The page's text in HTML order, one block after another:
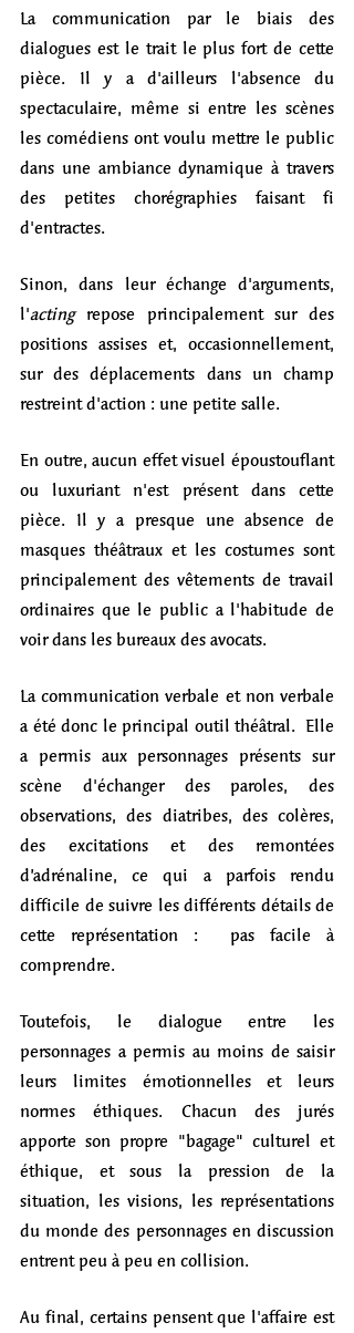
La communication par le biais des
dialogues est le trait le plus fort de cette
pièce. Il y a d'ailleurs l'absence du
spectaculaire, même si entre les scènes
les comédiens ont voulu mettre le public
dans une ambiance dynamique à travers
des petites chorégraphies faisant fi
d'entractes.
Sinon, dans leur échange d'arguments,
l'acting repose principalement sur des
positions assises et, occasionnellement,
sur des déplacements dans un champ
restreint d'action : une petite salle.
En outre, aucun effet visuel époustouflant
ou luxuriant n'est présent dans cette
pièce. Il y a presque une absence de
masques théâtraux et les costumes sont
principalement des vêtements de travail
ordinaires que le public a l'habitude de
voir dans les bureaux des avocats.
La communication verbale et non verbale
a été donc le principal outil théâtral.  Elle
a permis aux personnages présents sur
scène d'échanger des paroles, des
observations, des diatribes, des colères,
des excitations et des remontées
d’adrénaline, ce qui a parfois rendu
difficile de suivre les différents détails de
cette représentation :  pas facile à
comprendre.
Toutefois, le dialogue entre les
personnages a permis au moins de saisir
leurs limites émotionnelles et leurs
normes éthiques. Chacun des jurés
apporte son propre "bagage" culturel et
éthique, et sous la pression de la
situation, les visions, les représentations
du monde des personnages en discussion
entrent peu à peu en collision.
Au final, certains pensent que l'affaire est